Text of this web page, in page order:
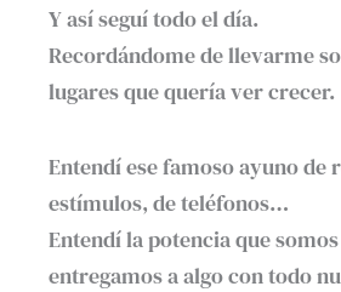
Y así seguí todo el día.
Recordándome de llevarme
lugares que quería ver crecer.
Entendí ese famoso ayuno de
estímulos, de teléfonos…
Entendí la potencia que
entregamos a algo con todo